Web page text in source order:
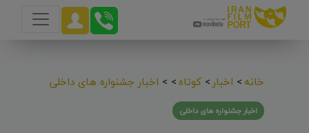
خانه> اخبار> کوتاه>
> اخبار جشنواره های داخلی
اخبار جشنواره های داخلی